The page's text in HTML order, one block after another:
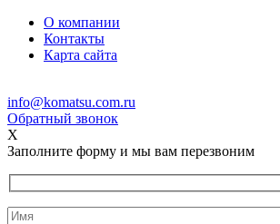
О компании
Контакты
Карта сайта
info@komatsu.com.ru
Обратный звонок
X
Заполните форму и мы вам перезвоним